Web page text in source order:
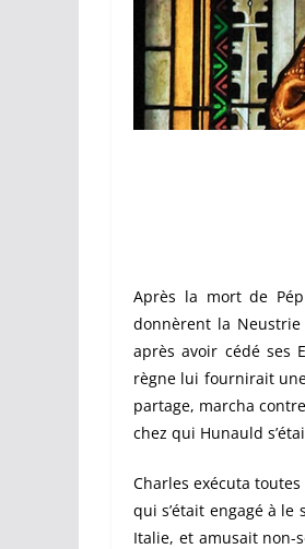
Après la mort de
donnèrent la Neustrie
après avoir cédé ses
règne lui fournirait
partage, marcha
chez qui Hunauld
Charles exécuta
qui s’était engagé à
Italie, et amusait non-